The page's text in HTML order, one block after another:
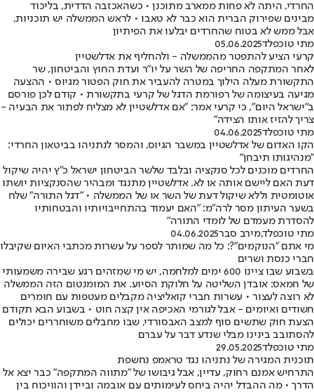
החרדי, היתה לא פחות ממארב מתוכנן • כשהאכזבה הדדית, בליכוד
מבינים שפירוק הברית הוא כבר לא טאבו • לראש הממשלה יש תוכניות,
אבל ממש לא בטוח שהחרדים יבלעו את הפיתיון
מתי טוכפלד05.06.2025
קרעי הציע להתפטר מהממשלה - ולהחליף את אדלשטיין
לאחר המתקפה החריפה של השר על יו"ר ועדת החוץ והביטחון, שר
התקשורת מעלה הילוך במטרה להעביר את חוק הפטור מגיוס • ההצעה
מגיעה בעיצומה של רפורמת הדגל של קרעי בתקשורת • קודם לכן פורסם
ב"ישראל היום", כי קרעי אמר: "אם אדלשטיין לא מצליח לפתור את הבעיה -
צריך להזיז אותו הצידה"
מתי טוכפלד04.06.2025
הקו האדום של אדלשטיין במשבר הגיוס, והמסר לנתניהו בביטאון החרדי:
"מנהיגותו תיבחן"
החרדים מוכנים לכל סנקציה ובלבד שלשר הביטחון ישראל כ"ץ יהיה שיקול
דעת האם ליישם אותה או לא. אדלשטיין מתנגד ומבהיר שהסנקציות יושתו
אוטומטית וללא שיקול דעת של השר או של הממשלה • "דגל התורה" שלח
בשער העיתון מסר לרה"מ: "האם יעמוד בהתחייבויותיו והבטחותיו
להסדרת מעמדם של לומדי התורה"
מתי טוכפלד,מירב סבר04.06.2025
מי אתם "הנוקמים"?: כל מה שמותר לספר על עשרות מכתבי האיום שקיבלו
חברי כנסת ושרים
בשבוע שבו ציינו 600 ימים למלחמה, יש מי שמזהים רגע שבירה משמעותי
של חמאס: אובדן השליטה על חלוקת הסיוע. את המומנטום הזה הממשלה
לא רוצה לעצור • עשרות חברי קואליציה מקבלים מעטפות עם חומרים
חשודים ואיומים - אבל לגורמי האכיפה אין קצה חוט • בשבוע הבא תקודם
הצעת חוק שתשים סוף למצב האבסורדי, שבו מחבלים משוחררים יכולים
להסתובב בינינו מבלי שנדע דבר על עברם
מתי טוכפלד29.05.2025
תוכנית המגירה של נתניהו נגד טראמפ נחשפת
התרחיש אמנם רחוק, עדיין, אבל גיבושו של "מתווה המתקפה" כבר יצא אל
הדרך • מה ההבדל יהיה ביחס לעימותים עם אובמה וביידן והוויכוח בין